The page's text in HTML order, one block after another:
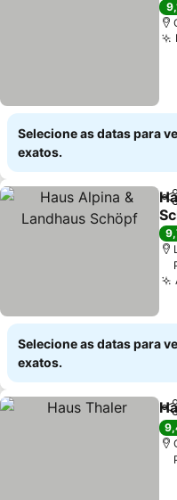
Selecione as datas para
exatos.
Selecione as datas para
exatos.